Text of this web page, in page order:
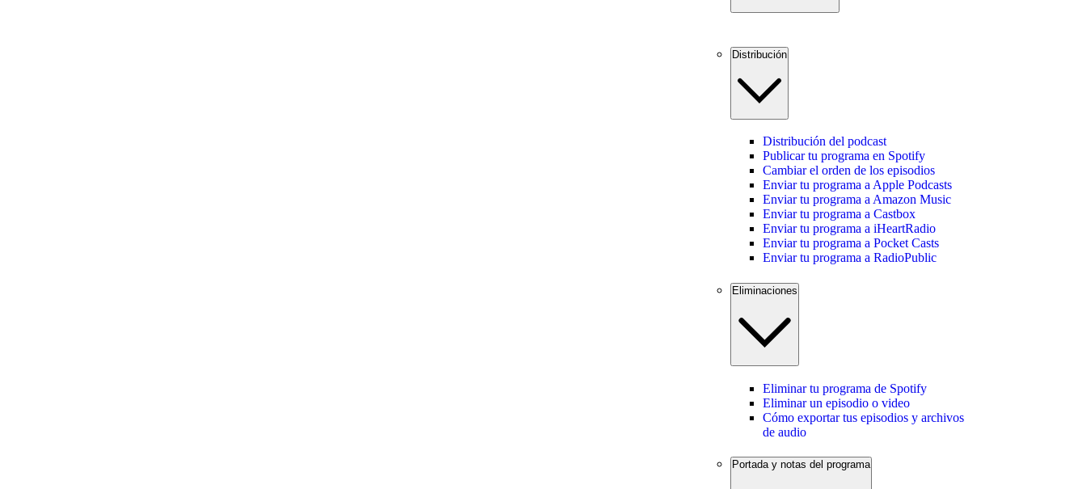
Distribución
Distribución del podcast
Publicar tu programa en Spotify
Cambiar el orden de los episodios
Enviar tu programa a Apple Podcasts
Enviar tu programa a Amazon Music
Enviar tu programa a Castbox
Enviar tu programa a iHeartRadio
Enviar tu programa a Pocket Casts
Enviar tu programa a RadioPublic
Eliminaciones
Eliminar tu programa de Spotify
Eliminar un episodio o video
Cómo exportar tus episodios y archivos
de audio
Portada y notas del programa